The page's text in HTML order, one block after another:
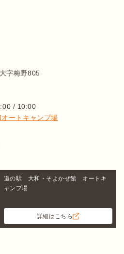
字梅野805
/ 10:00
ートキャンプ場
道の駅 大和・そよかぜ館 オートキ
ャンプ場
詳細はこちら